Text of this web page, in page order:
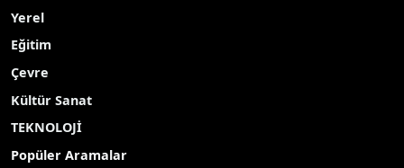
Yerel
Eğitim
Çevre
Kültür Sanat
TEKNOLOJİ
Popüler Aramalar